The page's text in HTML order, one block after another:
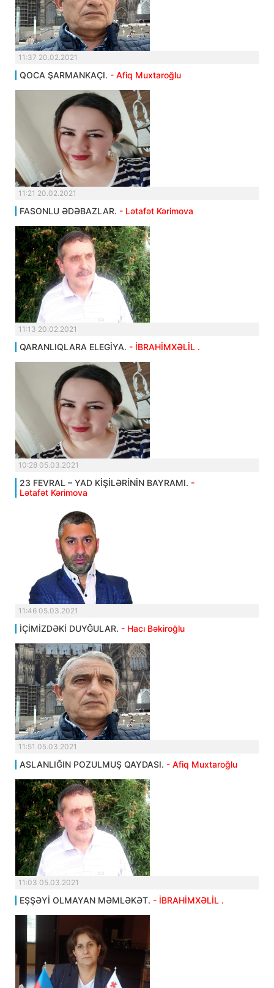
11:37 20.02.2021
QOCA ŞARMANKAÇI. - Afiq Muxtaroğlu
11:21 20.02.2021
FASONLU ƏDƏBAZLAR. - Lətafət Kərimova
11:13 20.02.2021
QARANLIQLARA ELEGİYA. - İBRAHİMXƏLİL .
10:28 05.03.2021
23 FEVRAL – YAD KİŞİLƏRİNİN BAYRAMI. -
Lətafət Kərimova
11:46 05.03.2021
İÇİMİZDƏKİ DUYĞULAR. - Hacı Bəkiroğlu
11:51 05.03.2021
ASLANLIĞIN POZULMUŞ QAYDASI. - Afiq Muxtaroğlu
11:03 05.03.2021
EŞŞƏYİ OLMAYAN MƏMLƏKƏT. - İBRAHİMXƏLİL .